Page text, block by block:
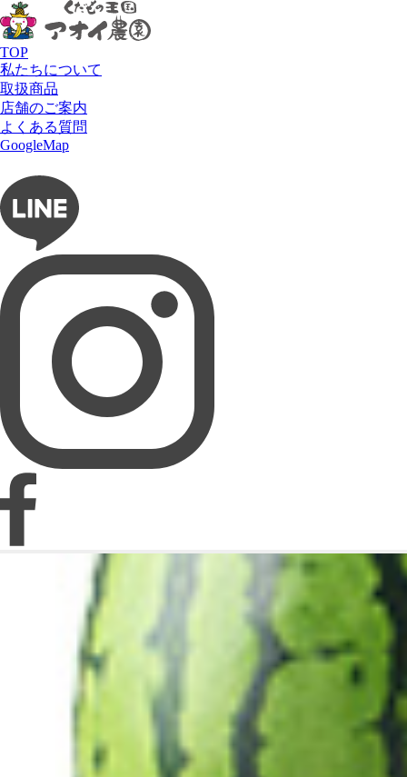
TOP
私たちについて
取扱商品
店舗のご案内
よくある質問
GoogleMap
HOME フルーツで選ぶ